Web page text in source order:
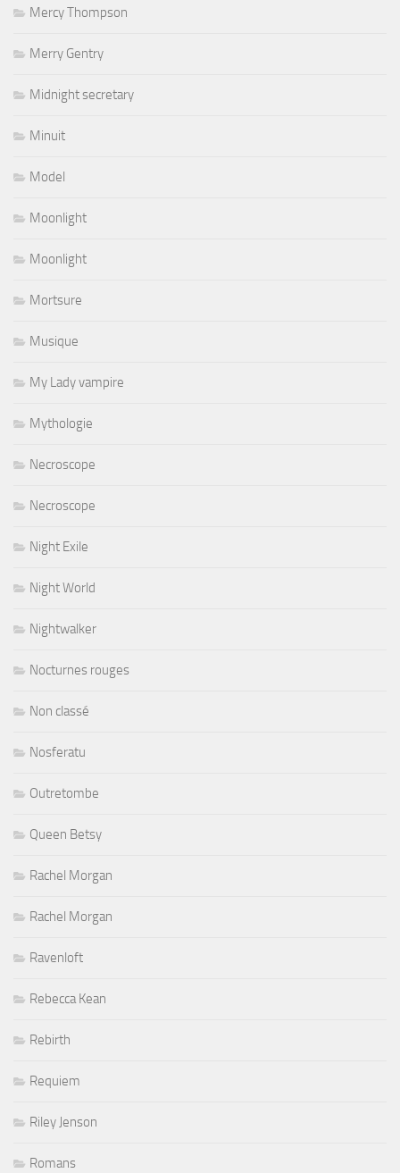
Mercy Thompson
Merry Gentry
Midnight secretary
Minuit
Model
Moonlight
Moonlight
Mortsure
Musique
My Lady vampire
Mythologie
Necroscope
Necroscope
Night Exile
Night World
Nightwalker
Nocturnes rouges
Non classé
Nosferatu
Outretombe
Queen Betsy
Rachel Morgan
Rachel Morgan
Ravenloft
Rebecca Kean
Rebirth
Requiem
Riley Jenson
Romans